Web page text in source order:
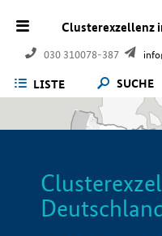
Clusterexzellenz
030 310078-387
LISTE SUCHE